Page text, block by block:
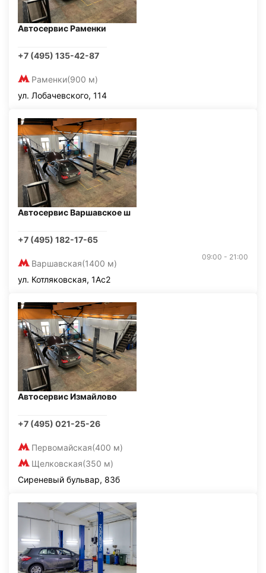
Автосервис Раменки
+7 (495) 135-42-87
Раменки(900 м)
ул. Лобачевского, 114
Автосервис Варшавское ш
+7 (495) 182-17-65
Варшавская(1400 м)
09:00 - 21:00
ул. Котляковская, 1Ас2
Автосервис Измайлово
+7 (495) 021-25-26
Первомайская(400 м)
Щелковская(350 м)
Сиреневый бульвар, 83б